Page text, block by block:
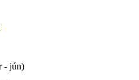
- jún)